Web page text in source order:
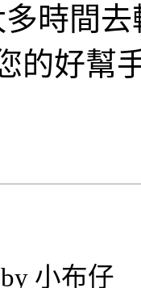
時間
的好幫
小布仔